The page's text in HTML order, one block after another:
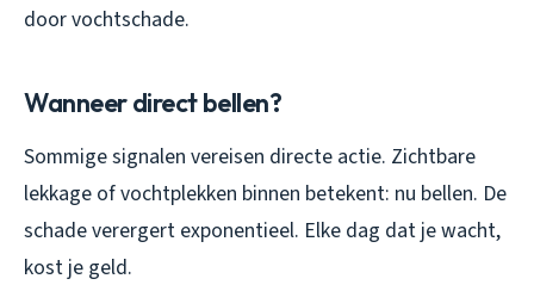
door vochtschade.
Wanneer direct bellen?
Sommige signalen vereisen directe actie. Zichtbare
lekkage of vochtplekken binnen betekent: nu bellen. De
schade verergert exponentieel. Elke dag dat je wacht,
kost je geld.